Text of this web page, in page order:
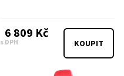
6 809 Kč
s DPH KOUPIT